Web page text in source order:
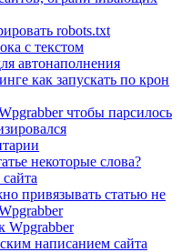
robots.txt
с текстом
автонаполнения
как запускать по крон
чтобы парсилось
некоторые слова?
привязывать статью не
Wpgrabber
написанием сайта